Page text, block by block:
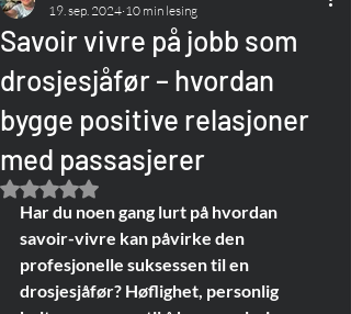
Savoir vivre på jobb som
drosjesjåfør – hvordan
bygge positive relasjoner
med passasjerer
19. sep. 2024 10 min lesing
Gitt NaN av 5 stjerner.
Har du noen gang lurt på hvordan
savoir-vivre kan påvirke den
profesjonelle suksessen til en
drosjesjåfør? Høflighet, personlig